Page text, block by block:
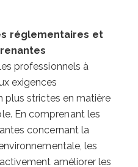
réglementaires et
professionnels à
exigences
plus strictes en matière
En comprenant les
concernant la
les
améliorer les